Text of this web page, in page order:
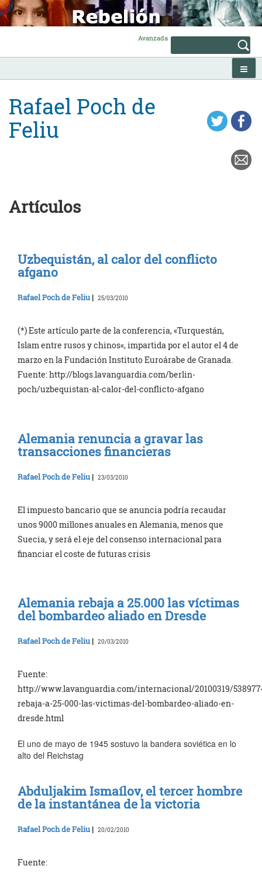
Skip
to
content
Avanzada
Rafael Poch de
Feliu
Artículos
Uzbequistán, al calor del conflicto
afgano
Rafael Poch de Feliu | 25/03/2010
(*) Este artículo parte de la conferencia, «Turquestán,
Islam entre rusos y chinos«, impartida por el autor el 4 de
marzo en la Fundación Instituto Euroárabe de Granada.
Fuente: http://blogs.lavanguardia.com/berlin-
poch/uzbequistan-al-calor-del-conflicto-afgano
Alemania renuncia a gravar las
transacciones financieras
Rafael Poch de Feliu | 23/03/2010
El impuesto bancario que se anuncia podría recaudar
unos 9000 millones anuales en Alemania, menos que
Suecia, y será el eje del consenso internacional para
financiar el coste de futuras crisis
Alemania rebaja a 25.000 las víctimas
del bombardeo aliado en Dresde
Rafael Poch de Feliu | 20/03/2010
Fuente:
http://www.lavanguardia.com/internacional/20100319/
rebaja-a-25-000-las-victimas-del-bombardeo-aliado-en-
dresde.html
El uno de mayo de 1945 sostuvo la bandera soviética en lo
alto del Reichstag
Abduljakim Ismaílov, el tercer hombre
de la instantánea de la victoria
Rafael Poch de Feliu | 20/02/2010
Fuente: